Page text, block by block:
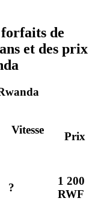
de
et des prix
Vitesse
Prix
?
1 200
RWF